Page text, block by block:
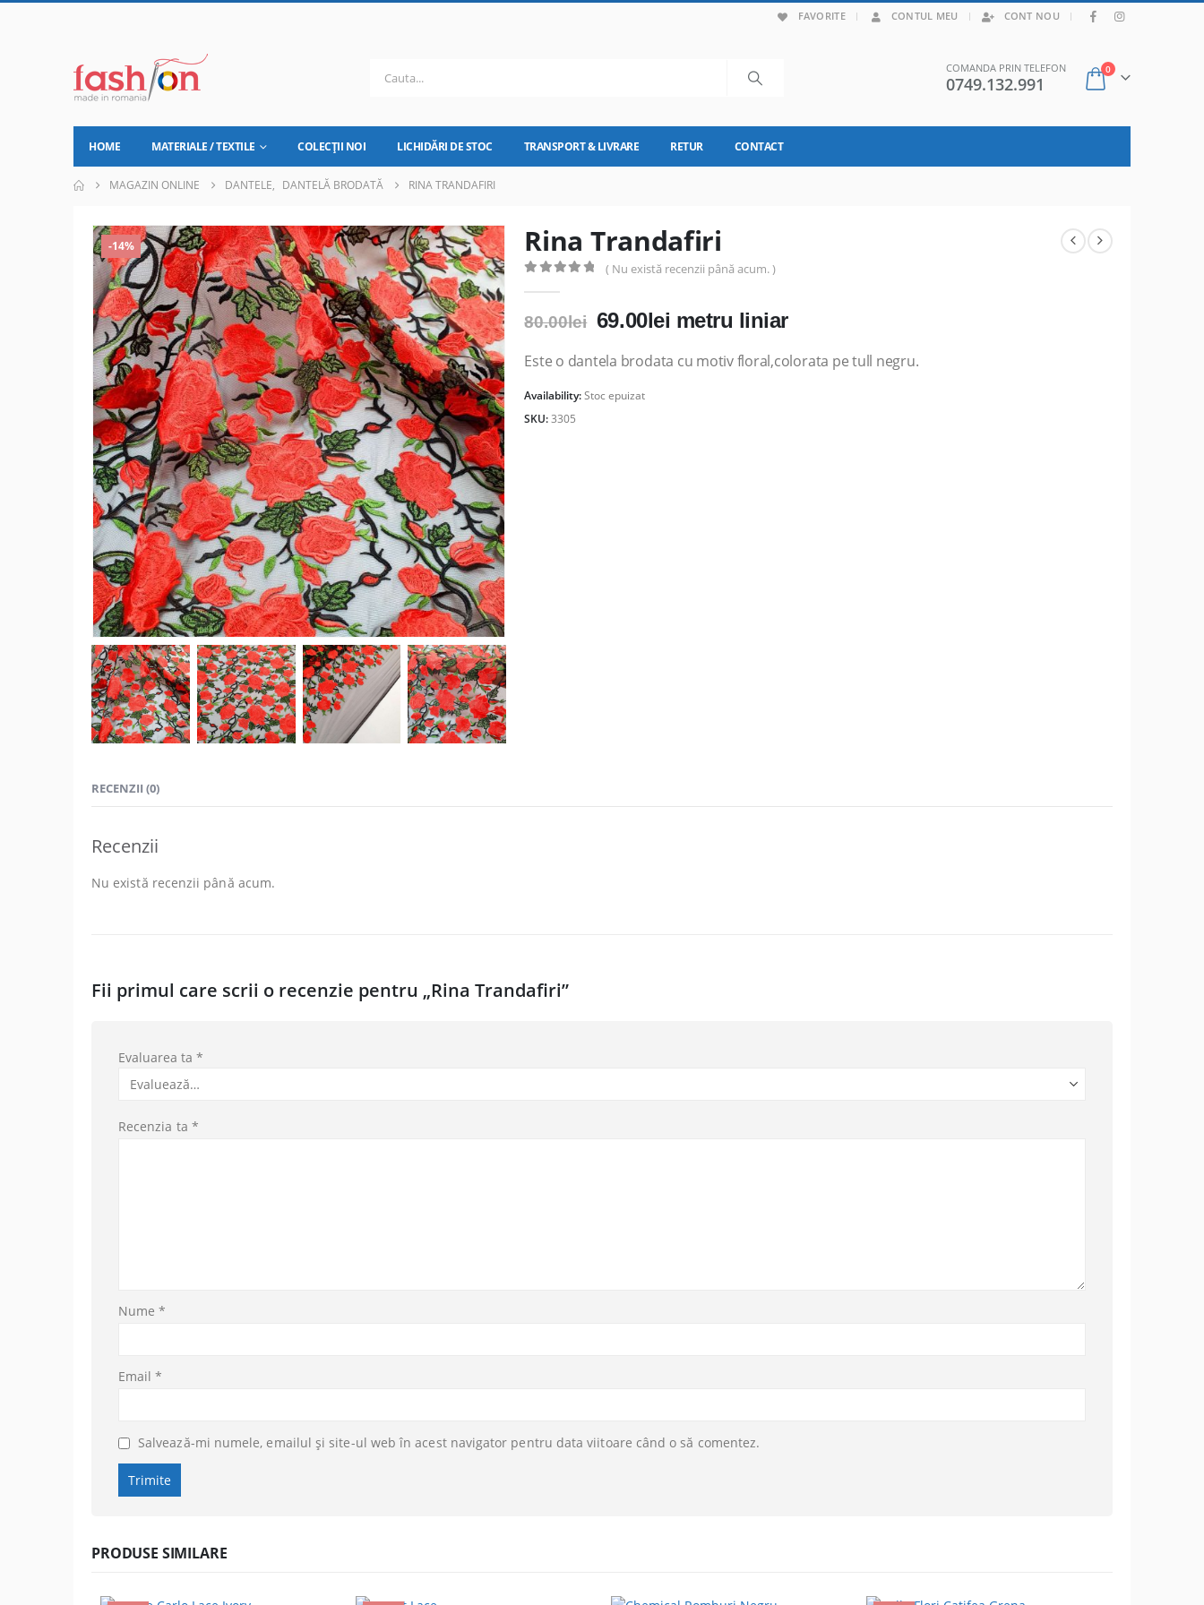
FAVORITE CONTUL MEU CONT NOU |
COMANDA PRIN TELEFON
0749.132.991
0
HOME MATERIALE / TEXTILE COLECȚII NOI LICHIDĂRI DE STOC TRANSPORT & LIVRARE RETUR CONTACT
MAGAZIN ONLINE DANTELE, DANTELĂ BRODATĂ RINA TRANDAFIRI
-14% Rina Trandafiri
( Nu există recenzii până acum. )
80.00lei Prețul
a
80.00lei.
69.00lei Prețul
este:
metru liniar
Este o dantela brodata cu motiv floral,colorata pe tull negru.
Availability:Stoc epuizat
SKU:3305
RECENZII (0)
Recenzii
Nu există recenzii până acum.
Fii primul care scrii o recenzie pentru „Rina Trandafiri”
Evaluarea ta *
Recenzia ta *
Nume*
Email*
Salvează-mi numele, emailul și site-ul web în acest navigator pentru data viitoare când o să comentez.
PRODUSE SIMILARE